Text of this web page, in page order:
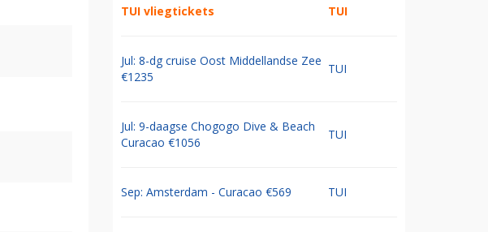
TUI vliegtickets TUI
Jul: 8-dg cruise Oost Middellandse Zee
€1235
TUI
Jul: 9-daagse Chogogo Dive & Beach
Curacao €1056
TUI
Sep: Amsterdam - Curacao €569 TUI